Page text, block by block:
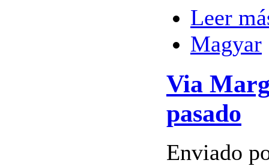
Leer
Magyar
Via
pasado
Enviado